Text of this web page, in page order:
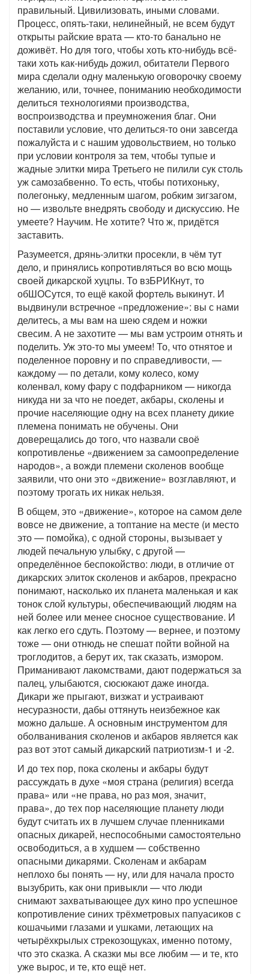
правильный. Цивилизовать, иными словами.
Процесс, опять-таки, нелинейный, не всем будут
открыты райские врата — кто-то банально не
доживёт. Но для того, чтобы хоть кто-нибудь всё-
таки хоть как-нибудь дожил, обитатели Первого
мира сделали одну маленькую оговорочку своему
желанию, или, точнее, пониманию необходимости
делиться технологиями производства,
воспроизводства и преумножения благ. Они
поставили условие, что делиться-то они завсегда
пожалуйста и с нашим удовольствием, но только
при условии контроля за тем, чтобы тупые и
жадные элитки мира Третьего не пилили сук столь
уж самозабвенно. То есть, чтобы потихоньку,
полегоньку, медленным шагом, робким зигзагом,
но — извольте внедрять свободу и дискуссию. Не
умеете? Научим. Не хотите? Что ж, придётся
заставить.
Разумеется, дрянь-элитки просекли, в чём тут
дело, и принялись копротивляться во всю мощь
своей дикарской хуцпы. То взБРИКнут, то
обШОСутся, то ещё какой фортель выкинут. И
выдвинули встречное «предложение»: вы с нами
делитесь, а мы вам на шею сядем и ножки
свесим. А не захотите — мы вам устроим отнять и
поделить. Уж это-то мы умеем! То, что отнятое и
поделенное поровну и по справедливости, —
каждому — по детали, кому колесо, кому
коленвал, кому фару с подфарником — никогда
никуда ни за что не поедет, акбары, сколены и
прочие населяющие одну на всех планету дикие
племена понимать не обучены. Они
доверещались до того, что назвали своё
копротивленье «движением за самоопределение
народов», а вожди племени сколенов вообще
заявили, что они это «движение» возглавляют, и
поэтому трогать их никак нельзя.
В общем, это «движение», которое на самом деле
вовсе не движение, а топтание на месте (и место
это — помойка), с одной стороны, вызывает у
людей печальную улыбку, с другой —
определённое беспокойство: люди, в отличие от
дикарских элиток сколенов и акбаров, прекрасно
понимают, насколько их планета маленькая и как
тонок слой культуры, обеспечивающий людям на
ней более или менее сносное существование. И
как легко его сдуть. Поэтому — вернее, и поэтому
тоже — они отнюдь не спешат пойти войной на
троглодитов, а берут их, так сказать, измором.
Приманивают лакомствами, дают подержаться за
палец, улыбаются, сюсюкают даже иногда.
Дикари же прыгают, визжат и устраивают
несуразности, дабы оттянуть неизбежное как
можно дальше. А основным инструментом для
оболванивания сколенов и акбаров является как
раз вот этот самый дикарский патриотизм-1 и -2.
И до тех пор, пока сколены и акбары будут
рассуждать в духе «моя страна (религия) всегда
права» или «не права, но раз моя, значит,
права», до тех пор населяющие планету люди
будут считать их в лучшем случае пленниками
опасных дикарей, неспособными самостоятельно
освободиться, а в худшем — собственно
опасными дикарями. Сколенам и акбарам
неплохо бы понять — ну, или для начала просто
вызубрить, как они привыкли — что люди
снимают захватывающее дух кино про успешное
копротивление синих трёхметровых папуасиков с
кошачьими глазами и ушками, летающих на
четырёхкрылых стрекозощуках, именно потому,
что это сказка. А сказки мы все любим — и те, кто
уже вырос, и те, кто ещё нет.